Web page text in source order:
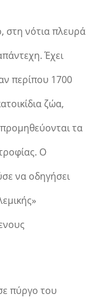
στη νότια πλευρά
Έχει
περίπου 1700
ζώα,
τα
Ο
να οδηγήσει
πύργο του